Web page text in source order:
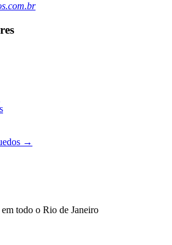
→
todo o Rio de Janeiro